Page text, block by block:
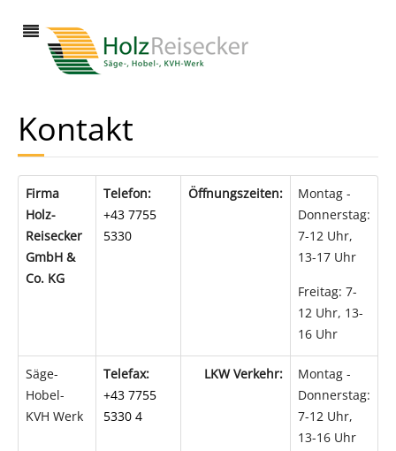
Kontakt
Firma
Holz-
Reisecker
GmbH &
Co. KG
Telefon:
+43 7755
5330
Öffnungszeiten:
Montag -
Donnerstag:
7-12 Uhr,
13-17 Uhr
Freitag: 7-
12 Uhr, 13-
16 Uhr
Säge-
Hobel-
KVH Werk
Telefax:
+43 7755
5330 4
LKW Verkehr:
Montag -
Donnerstag:
7-12 Uhr,
13-16 Uhr